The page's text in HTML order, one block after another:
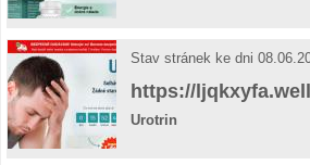
Stav stránek ke dni
https://
Urotrin